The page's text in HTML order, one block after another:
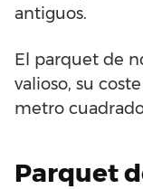
antiguos.
El parquet de
valioso, su
metro
Parquet